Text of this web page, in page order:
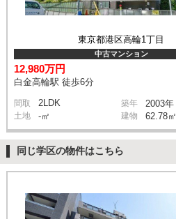
東京都港区高輪1丁目
中古マンション
12,980万円
白金高輪駅 徒歩6分
間取 2LDK 築年 2003年
土地 -㎡ 建物 62.78㎡
同じ学区の物件はこちら